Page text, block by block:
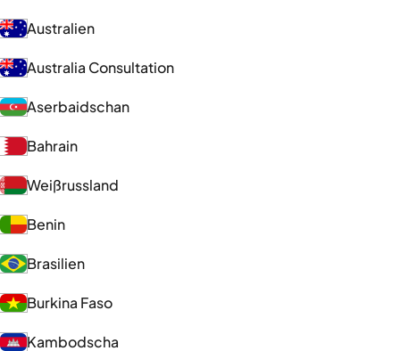
Australien
Australia Consultation
Aserbaidschan
Bahrain
Weißrussland
Benin
Brasilien
Burkina Faso
Kambodscha